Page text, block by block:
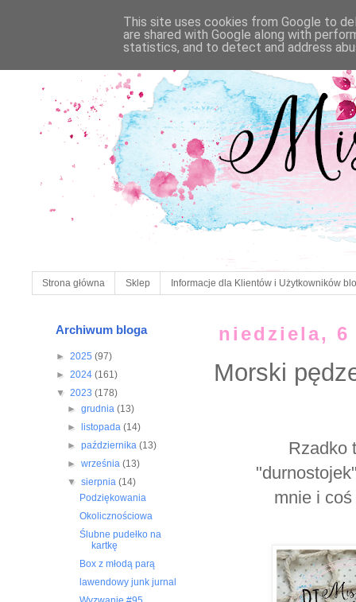
Strona główna Sklep Informacje dla Klientów i Użytkowników
niedziela, 6
Morski
Rzadko
mnie i coś
Archiwum bloga
► 2025 (97)
► 2024 (161)
▼ 2023 (178)
►grudnia(13)
►
listopada(14)
►października(13)
►września(13)
▼sierpnia(14)
Podziękowania
Okolicznościowa
Ślubne pudełko na
kartkę
Box z młodą parą
lawendowy junk jurnal
This site uses cookies from Google to
are shared with Google along with
statistics, and to detect and address